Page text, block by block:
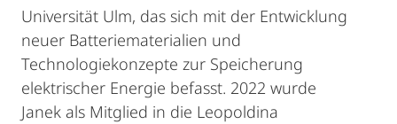
Universität Ulm, das sich mit der Entwicklung
neuer Batteriematerialien und
Technologiekonzepte zur Speicherung
elektrischer Energie befasst. 2022 wurde
Janek als Mitglied in die Leopoldina